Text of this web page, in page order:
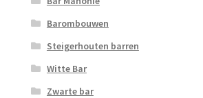
Barombouwen
Steigerhouten barren
Witte Bar
Zwarte bar